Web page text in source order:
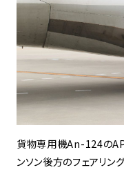
貨物専用機An-124の
ンソン後方のフェアリン